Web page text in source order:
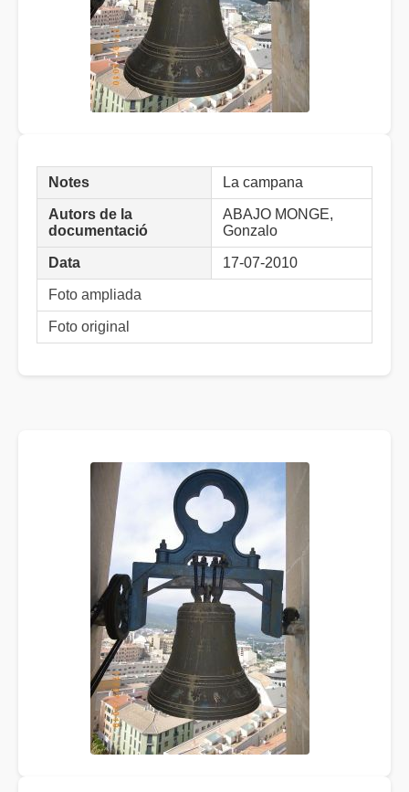
Notes La campana
Autors de la
documentació
ABAJO MONGE,
Gonzalo
Data 17-07-2010
Foto ampliada
Foto original